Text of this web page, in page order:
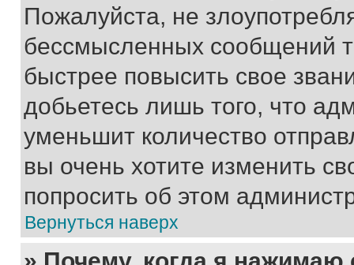
Пожалуйста, не
бессмысленных сообщений
быстрее повысить свое
добьетесь лишь того, что
уменьшит количество
вы очень хотите изменить
попросить об этом
Вернуться наверх